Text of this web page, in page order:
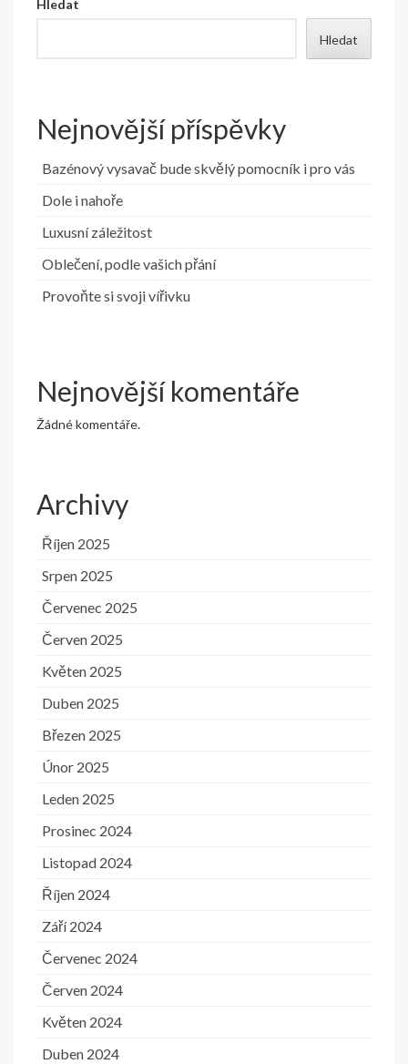
Hledat
Hledat
Nejnovější příspěvky
Bazénový vysavač bude skvělý pomocník i pro vás
Dole i nahoře
Luxusní záležitost
Oblečení, podle vašich přání
Provoňte si svoji vířivku
Nejnovější komentáře
Žádné komentáře.
Archivy
Říjen 2025
Srpen 2025
Červenec 2025
Červen 2025
Květen 2025
Duben 2025
Březen 2025
Únor 2025
Leden 2025
Prosinec 2024
Listopad 2024
Říjen 2024
Září 2024
Červenec 2024
Červen 2024
Květen 2024
Duben 2024